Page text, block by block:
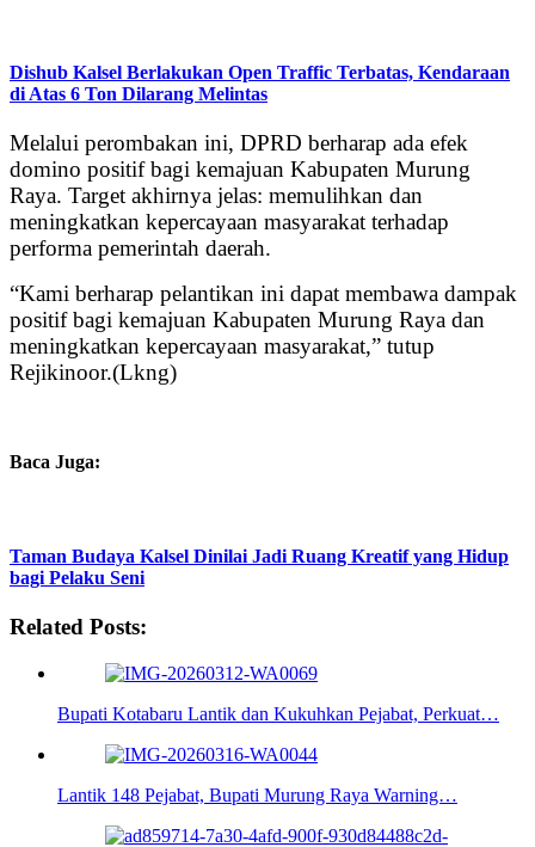
Dishub Kalsel Berlakukan Open Traffic Terbatas, Kendaraan
di Atas 6 Ton Dilarang Melintas
Melalui perombakan ini, DPRD berharap ada efek
domino positif bagi kemajuan Kabupaten Murung
Raya. Target akhirnya jelas: memulihkan dan
meningkatkan kepercayaan masyarakat terhadap
performa pemerintah daerah.
“Kami berharap pelantikan ini dapat membawa dampak
positif bagi kemajuan Kabupaten Murung Raya dan
meningkatkan kepercayaan masyarakat,” tutup
Rejikinoor.(Lkng)
Baca Juga:
Taman Budaya Kalsel Dinilai Jadi Ruang Kreatif yang Hidup
bagi Pelaku Seni
Related Posts:
Bupati Kotabaru Lantik dan Kukuhkan Pejabat, Perkuat…
Lantik 148 Pejabat, Bupati Murung Raya Warning…